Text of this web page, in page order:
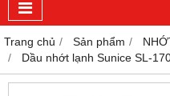
Trang chủ Sản phẩm
Dầu nhớt lạnh Sunice SL-